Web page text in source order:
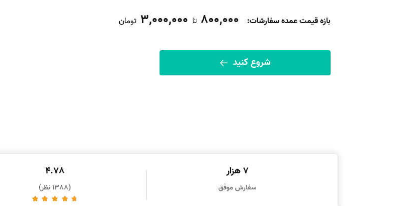
بازه قیمت عمده سفارشات:
800,000 تا 3,000,000 تومان
شروع کنید
7 هزار
سفارش موفق
4.78
(1388 نظر)